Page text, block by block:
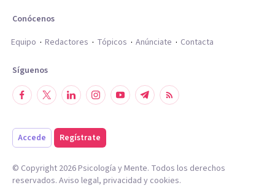
Conócenos
Equipo
Redactores Tópicos Anúnciate Contacta
Síguenos
Accede Regístrate
© Copyright 2026Psicología y Mente. Todos los derechos
reservados. Aviso legal, privacidad y cookies.